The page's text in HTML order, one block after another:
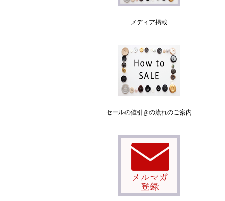
メディア掲載
------------------------------
セールの値引きの流れのご案内
------------------------------